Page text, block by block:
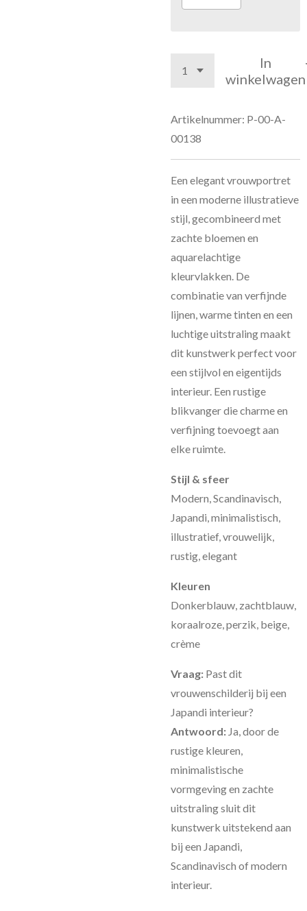
In
winkelwagen
Artikelnummer: P-00-A-
00138
Een elegant vrouwportret
in een moderne illustratieve
stijl, gecombineerd met
zachte bloemen en
aquarelachtige
kleurvlakken. De
combinatie van verfijnde
lijnen, warme tinten en een
luchtige uitstraling maakt
dit kunstwerk perfect voor
een stijlvol en eigentijds
interieur. Een rustige
blikvanger die charme en
verfijning toevoegt aan
elke ruimte.
Stijl & sfeer
Modern, Scandinavisch,
Japandi, minimalistisch,
illustratief, vrouwelijk,
rustig, elegant
Kleuren
Donkerblauw, zachtblauw,
koraalroze, perzik, beige,
crème
Vraag: Past dit
vrouwenschilderij bij een
Japandi interieur?
Antwoord: Ja, door de
rustige kleuren,
minimalistische
vormgeving en zachte
uitstraling sluit dit
kunstwerk uitstekend aan
bij een Japandi,
Scandinavisch of modern
interieur.